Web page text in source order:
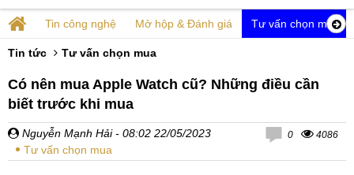
Tin công nghệ Mở hộp & Đánh giá Tư vấn chọn mua
Tin tức Tư vấn chọn mua
Có nên mua Apple Watch cũ? Những điều cần
biết trước khi mua
Nguyễn Mạnh Hải - 08:02 22/05/2023
Tư vấn chọn mua
0 4086